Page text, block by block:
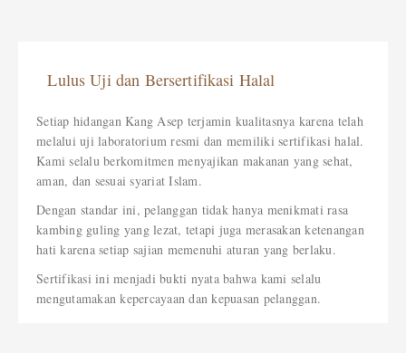
Lulus Uji dan Bersertifikasi Halal
Setiap hidangan Kang Asep terjamin kualitasnya karena telah
melalui uji laboratorium resmi dan memiliki sertifikasi halal.
Kami selalu berkomitmen menyajikan makanan yang sehat,
aman, dan sesuai syariat Islam.
Dengan standar ini, pelanggan tidak hanya menikmati rasa
kambing guling yang lezat, tetapi juga merasakan ketenangan
hati karena setiap sajian memenuhi aturan yang berlaku.
Sertifikasi ini menjadi bukti nyata bahwa kami selalu
mengutamakan kepercayaan dan kepuasan pelanggan.